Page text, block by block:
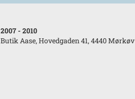
2007 - 2010
Butik Aase, Hovedgaden 41, 4440 Mørkøv